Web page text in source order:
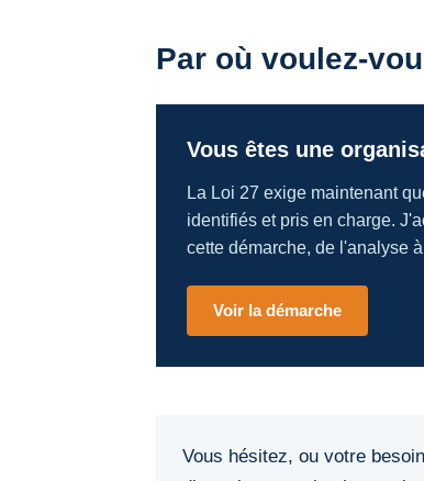
Par où voulez-
Vous êtes une
La Loi 27 exige maintenant
identifiés et pris en charge.
cette démarche, de l'analyse
Voir la démarche
Vous hésitez, ou votre